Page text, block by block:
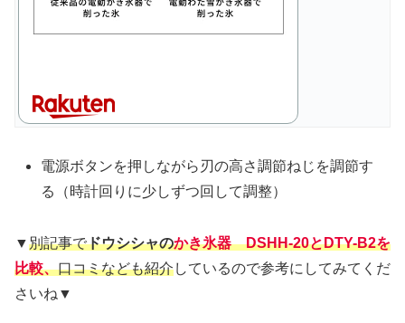
電源ボタンを押しながら刃の高さ調節ねじを調節す
る（時計回りに少しずつ回して調整）
▼別記事でドウシシャのかき氷器 DSHH-20とDTY-B2を
比較、口コミなども紹介しているので参考にしてみてくだ
さいね▼